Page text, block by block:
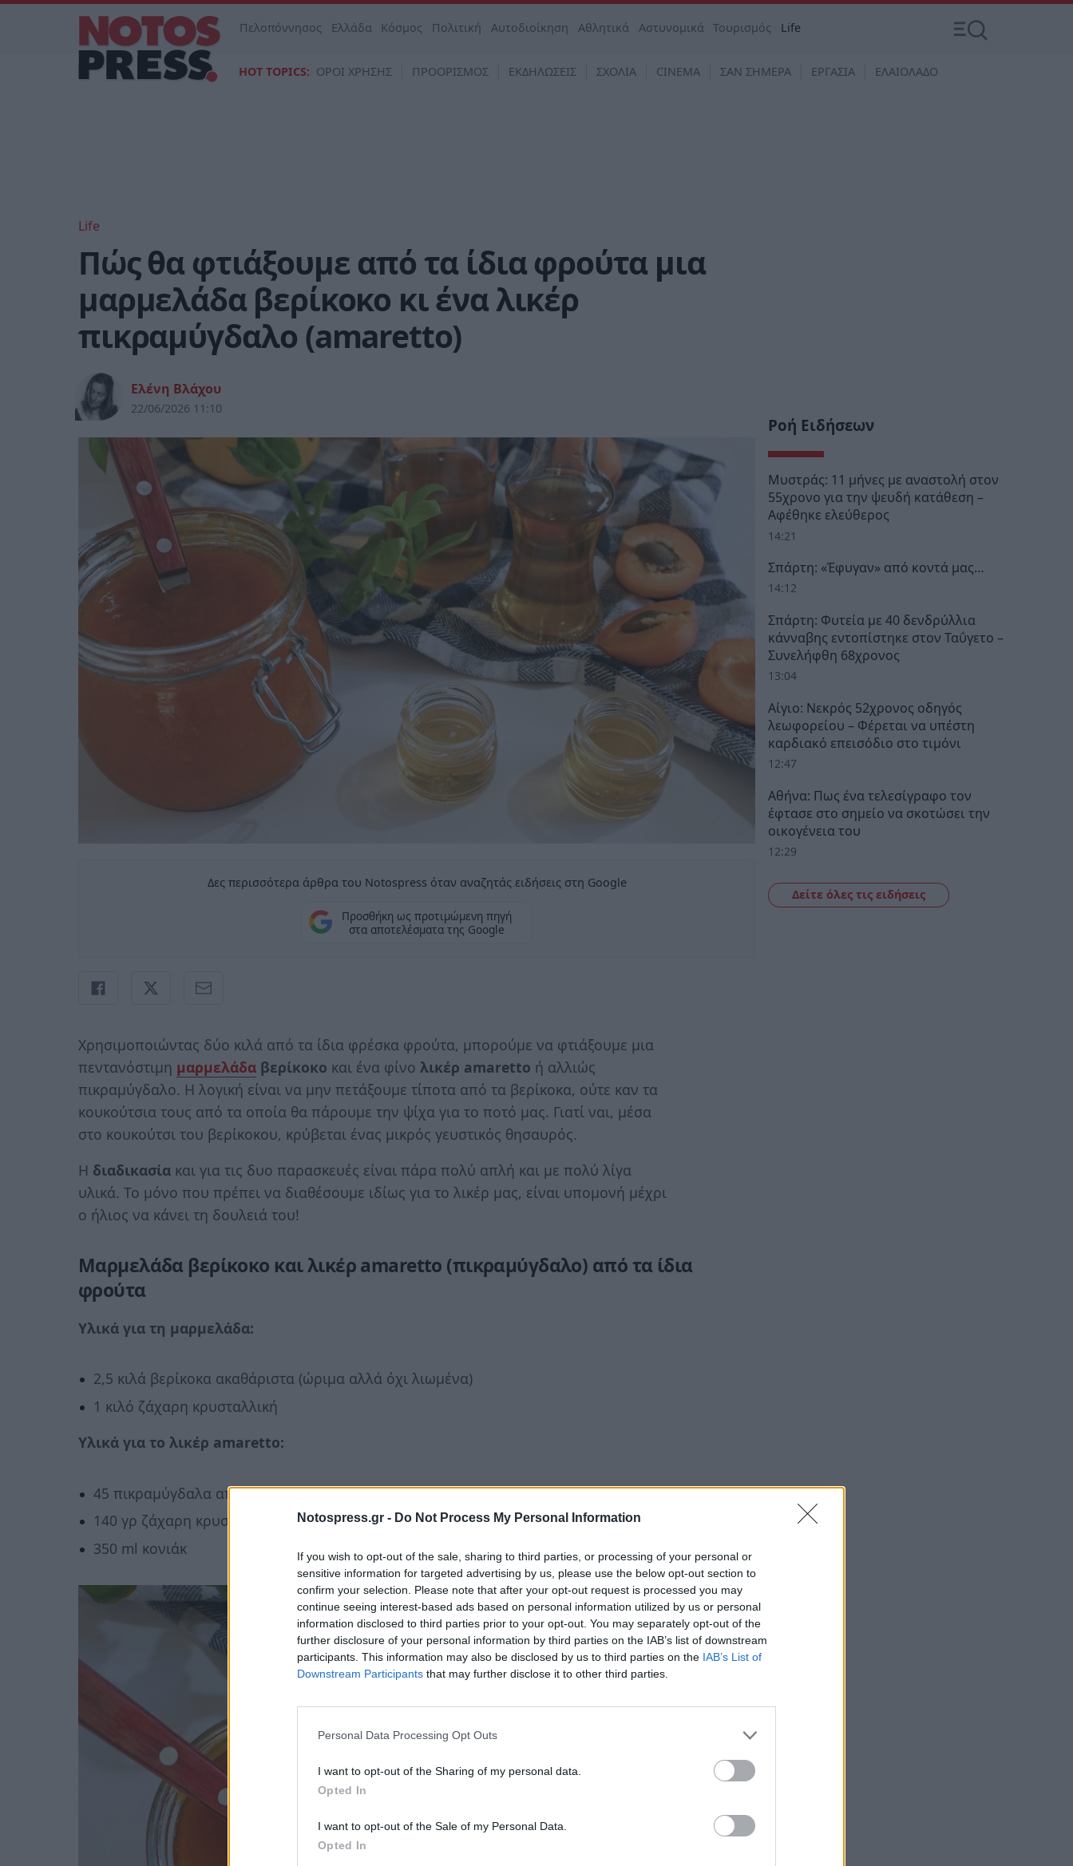
Notospress.gr - Do Not Process My Personal Information
If you wish to opt-out of the sale, sharing to third parties, or processing of your personal or
sensitive information for targeted advertising by us, please use the below opt-out section to
confirm your selection. Please note that after your opt-out request is processed you may
continue seeing interest-based ads based on personal information utilized by us or personal
information disclosed to third parties prior to your opt-out. You may separately opt-out of the
further disclosure of your personal information by third parties on the IAB’s list of downstream
participants. This information may also be disclosed by us to third parties on the IAB’s List of
Downstream Participants that may further disclose it to other third parties.
Personal Data Processing Opt Outs
I want to opt-out of the Sharing of my personal data.
Opted In
I want to opt-out of the Sale of my Personal Data.
Opted In
Πελοπόννησος Ελλάδα Κόσμος Πολιτική Αυτοδιοίκηση Αθλητικά Αστυνομικά Τουρισμός Life
HOT TOPICS: ΟΡΟΙ ΧΡΗΣΗΣ ΠΡΟΟΡΙΣΜΟΣ ΕΚΔΗΛΩΣΕΙΣ ΣΧΟΛΙΑ CINEMA ΣΑΝ ΣΗΜΕΡΑ ΕΡΓΑΣΙΑ ΕΛΑΙΟΛΑΔΟ
Life
Πώς θα φτιάξουμε από τα ίδια φρούτα μια
μαρμελάδα βερίκοκο κι ένα λικέρ
πικραμύγδαλο (amaretto)
Ελένη Βλάχου
22/06/2026 11:10
Δες περισσότερα άρθρα του Notospress όταν αναζητάς ειδήσεις στη Google
Προσθήκη ως προτιμώμενη πηγή
στα αποτελέσματα της Google
Χρησιμοποιώντας δύο κιλά από τα ίδια φρέσκα φρούτα, μπορούμε να φτιάξουμε μια
πεντανόστιμη μαρμελάδα βερίκοκο και ένα φίνο λικέρ amaretto ή αλλιώς
πικραμύγδαλο. Η λογική είναι να μην πετάξουμε τίποτα από τα βερίκοκα, ούτε καν τα
κουκούτσια τους από τα οποία θα πάρουμε την ψίχα για το ποτό μας. Γιατί ναι, μέσα
στο κουκούτσι του βερίκοκου, κρύβεται ένας μικρός γευστικός θησαυρός.
Η διαδικασία και για τις δυο παρασκευές είναι πάρα πολύ απλή και με πολύ λίγα
υλικά. Το μόνο που πρέπει να διαθέσουμε ιδίως για το λικέρ μας, είναι υπομονή μέχρι
ο ήλιος να κάνει τη δουλειά του!
Μαρμελάδα βερίκοκο και λικέρ amaretto (πικραμύγδαλο) από τα ίδια
φρούτα
Υλικά για τη μαρμελάδα:
2,5 κιλά βερίκοκα ακαθάριστα (ώριμα αλλά όχι λιωμένα)
1 κιλό ζάχαρη κρυσταλλική
Υλικά για το λικέρ amaretto:
45 πικραμύγδαλα από τα κουκούτσια του βερίκοκου
140 γρ ζάχαρη κρυσταλλική
350 ml κονιάκ
Ροή Ειδήσεων
Μυστράς: 11 μήνες με αναστολή στον
55χρονο για την ψευδή κατάθεση –
Αφέθηκε ελεύθερος
14:21
Σπάρτη: «Έφυγαν» από κοντά μας…
14:12
Σπάρτη: Φυτεία με 40 δενδρύλλια
κάνναβης εντοπίστηκε στον Ταΰγετο –
Συνελήφθη 68χρονος
13:04
Αίγιο: Νεκρός 52χρονος οδηγός
λεωφορείου – Φέρεται να υπέστη
καρδιακό επεισόδιο στο τιμόνι
12:47
Αθήνα: Πως ένα τελεσίγραφο τον
έφτασε στο σημείο να σκοτώσει την
οικογένεια του
12:29
Δείτε όλες τις ειδήσεις